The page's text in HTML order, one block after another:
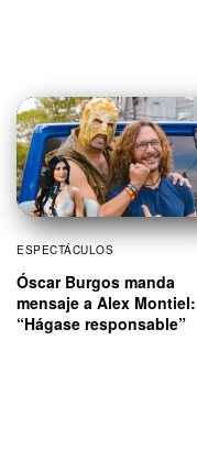
ESPECTÁCULOS
Óscar Burgos manda
mensaje a Alex Montiel:
“Hágase responsable”